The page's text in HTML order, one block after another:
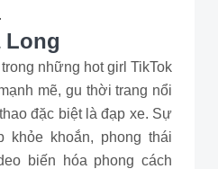
Long
những hot girl TikTok
mẽ, gu thời trang nổi
đặc biệt là đạp xe. Sự
khoắn, phong thái
biến hóa phong cách